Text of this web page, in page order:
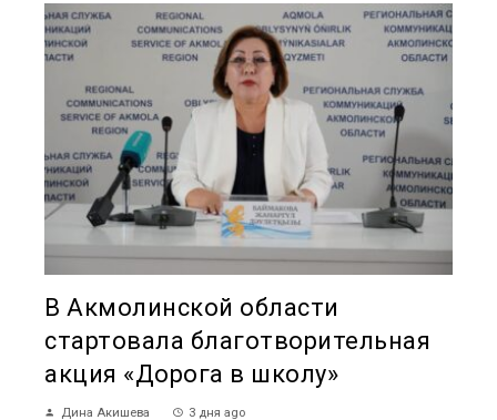
В Акмолинской области
стартовала благотворительная
акция «Дорога в школу»
Дина Акишева 3 дня ago